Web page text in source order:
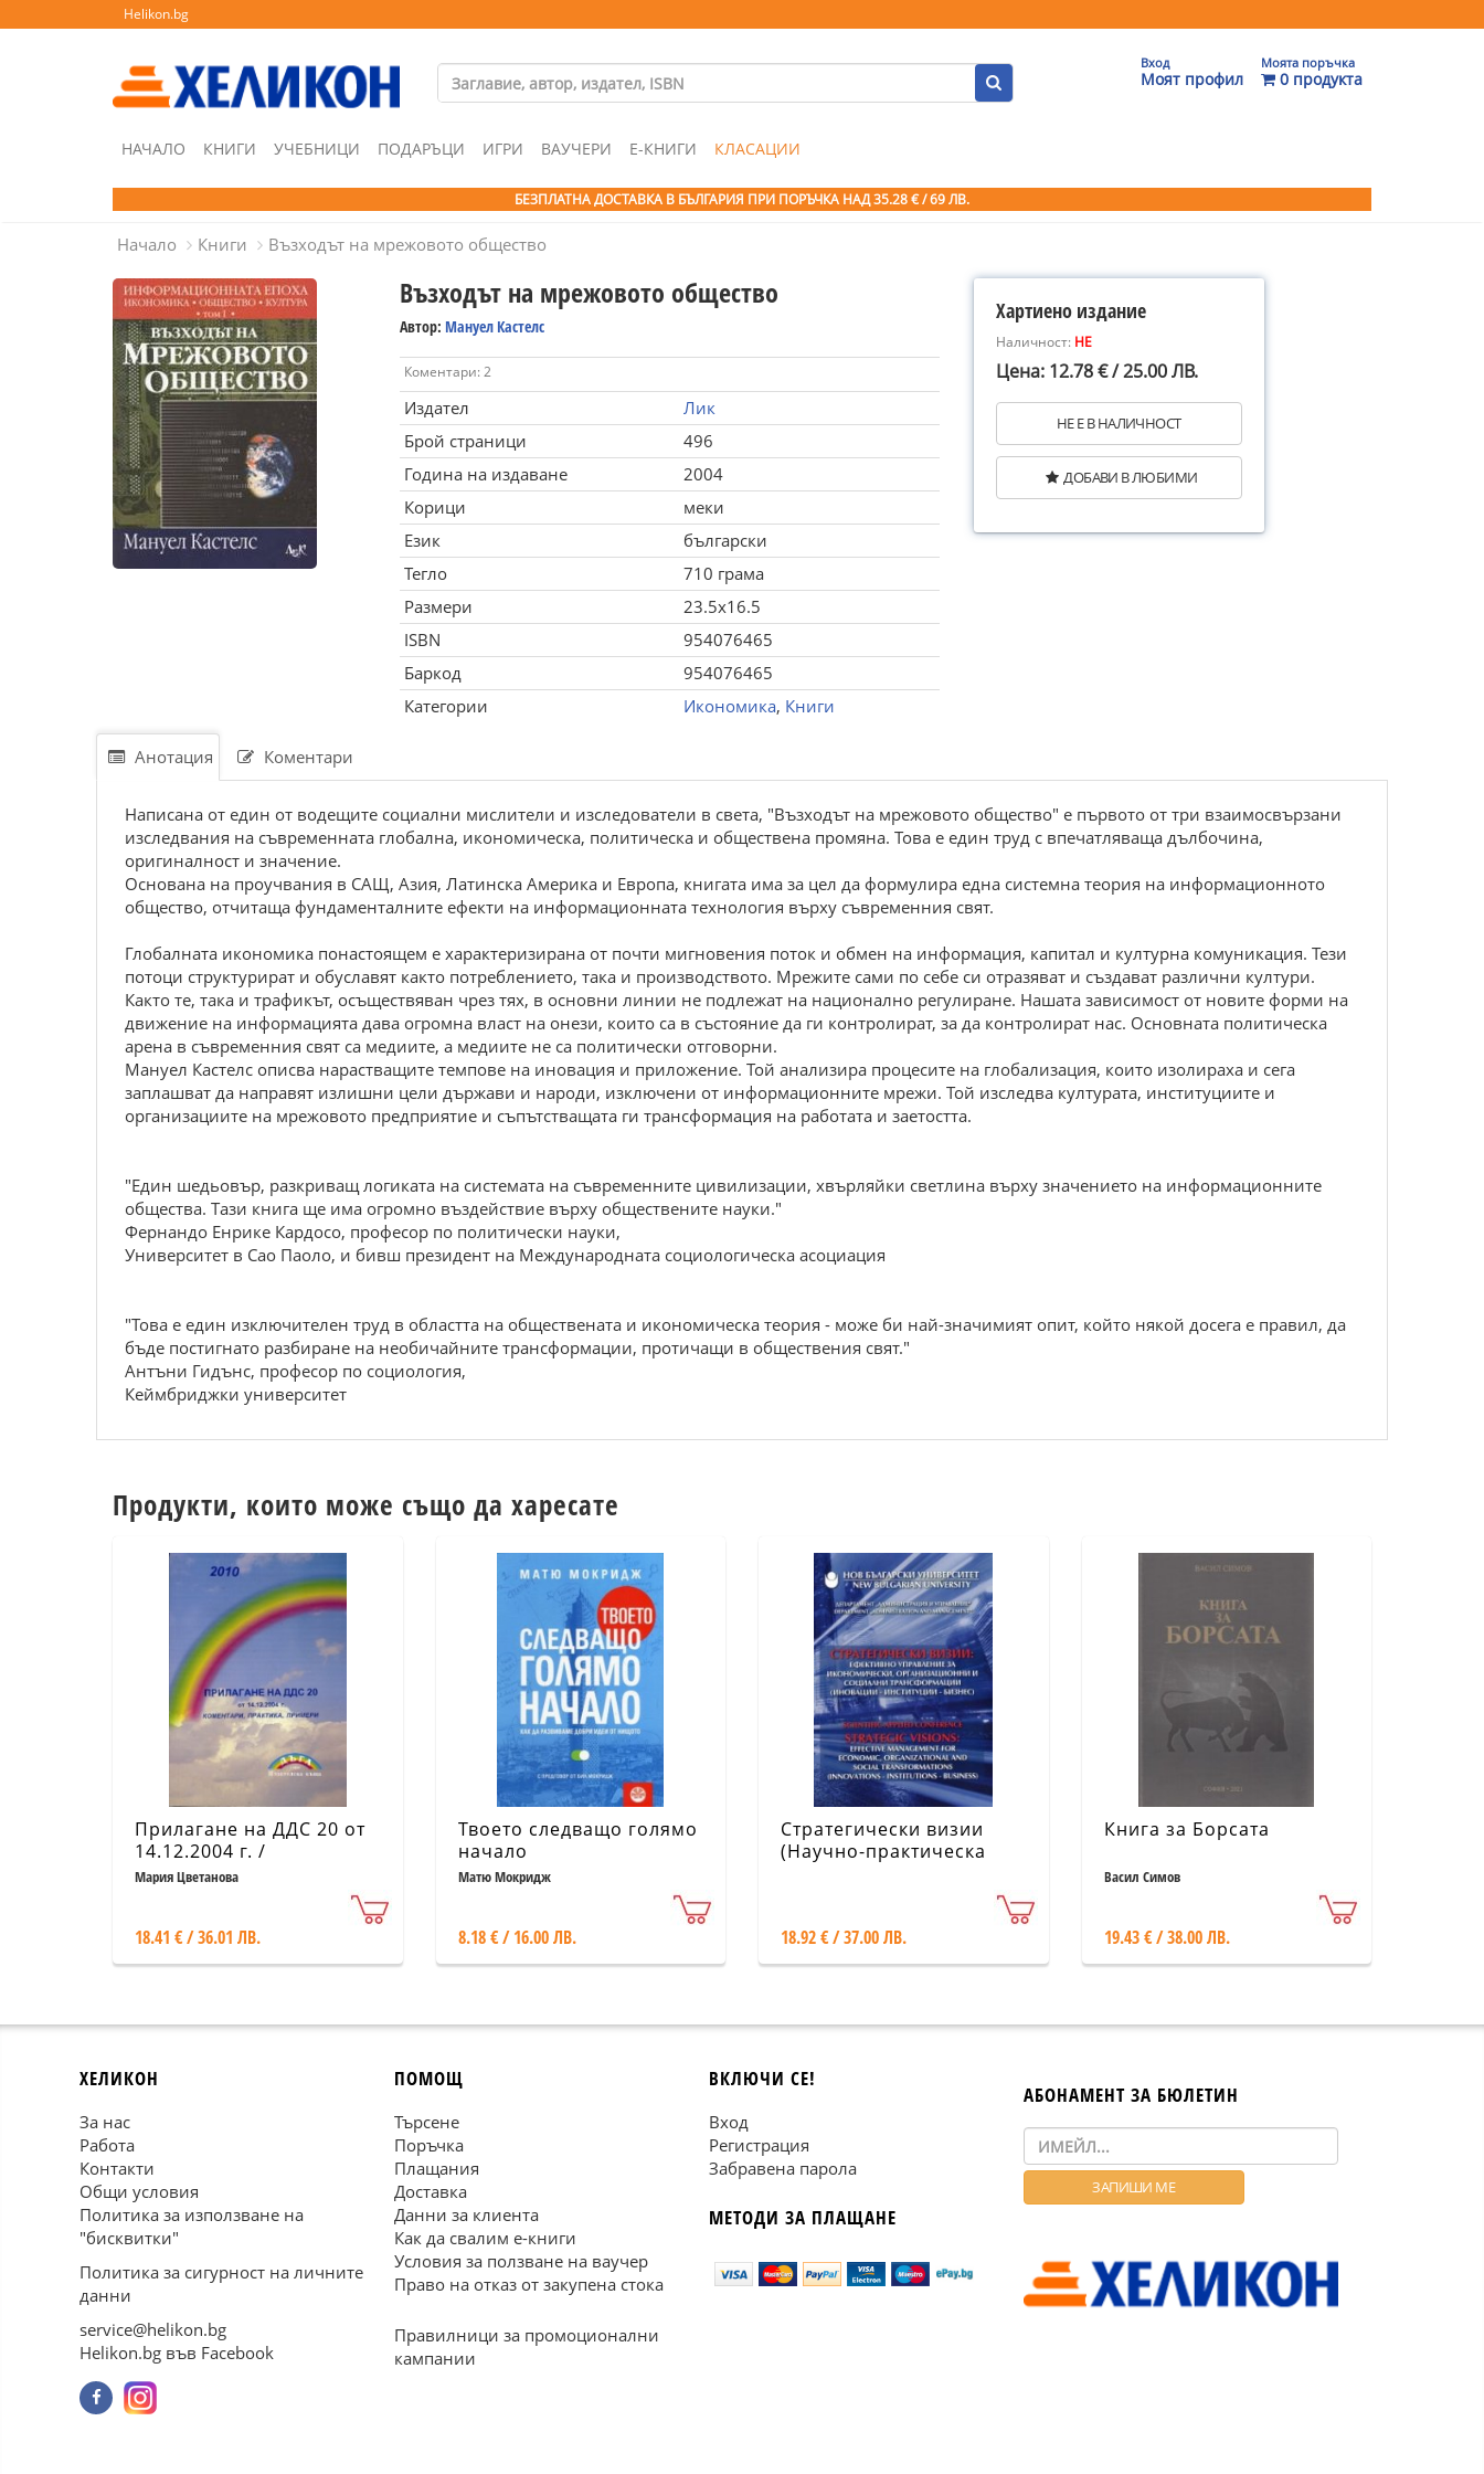
Helikon.bg
Вход
Моят профил
Моята поръчка
0 продукта
НАЧАЛО КНИГИ УЧЕБНИЦИ ПОДАРЪЦИ ИГРИ ВАУЧЕРИ Е-КНИГИ КЛАСАЦИИ
БЕЗПЛАТНА ДОСТАВКА В БЪЛГАРИЯ ПРИ ПОРЪЧКА НАД 35.28 € / 69 ЛВ.
Начало Книги Възходът на мрежовото общество
Възходът на мрежовото общество
Автор: Мануел Кастелс
Коментари: 2
Издател
Лик
Брой страници
496
Година на издаване
2004
Корици
меки
Език
български
Тегло
710 грама
Размери
23.5x16.5
ISBN
954076465
Баркод
954076465
Категории
Икономика, Книги
Хартиено издание
Наличност: НЕ
Цена: 12.78 € / 25.00 ЛВ.
НЕ Е В НАЛИЧНОСТ
ДОБАВИ В ЛЮБИМИ
Анотация Коментари
Написана от един от водещите социални мислители и изследователи в света, "Възходът на мрежовото общество" е първото от три взаимосвързани
изследвания на съвременната глобална, икономическа, политическа и обществена промяна. Това е един труд с впечатляваща дълбочина,
оригиналност и значение.
Основана на проучвания в САЩ, Азия, Латинска Америка и Европа, книгата има за цел да формулира една системна теория на информационното
общество, отчитаща фундаменталните ефекти на информационната технология върху съвременния свят.
Глобалната икономика понастоящем е характеризирана от почти мигновения поток и обмен на информация, капитал и културна комуникация. Тези
потоци структурират и обуславят както потреблението, така и производството. Мрежите сами по себе си отразяват и създават различни култури.
Както те, така и трафикът, осъществяван чрез тях, в основни линии не подлежат на национално регулиране. Нашата зависимост от новите форми на
движение на информацията дава огромна власт на онези, които са в състояние да ги контролират, за да контролират нас. Основната политическа
арена в съвременния свят са медиите, а медиите не са политически отговорни.
Мануел Кастелс описва нарастващите темпове на иновация и приложение. Той анализира процесите на глобализация, които изолираха и сега
заплашват да направят излишни цели държави и народи, изключени от информационните мрежи. Той изследва културата, институциите и
организациите на мрежовото предприятие и съпътстващата ги трансформация на работата и заетостта.
"Един шедьовър, разкриващ логиката на системата на съвременните цивилизации, хвърляйки светлина върху значението на информационните
общества. Тази книга ще има огромно въздействие върху обществените науки."
Фернандо Енрике Кардосо, професор по политически науки,
Университет в Сао Паоло, и бивш президент на Международната социологическа асоциация
"Това е един изключителен труд в областта на обществената и икономическа теория - може би най-значимият опит, който някой досега е правил, да
бъде постигнато разбиране на необичайните трансформации, протичащи в обществения свят."
Антъни Гидънс, професор по социология,
Кеймбриджки университет
Продукти, които може също да харесате
Прилагане на ДДС 20 от
14.12.2004 г. /
Коментари, практика,
Мария Цветанова
18.41 € / 36.01 ЛВ.
Твоето следващо голямо
начало
Матю Мокридж
8.18 € / 16.00 ЛВ.
Стратегически визии
(Научно-практическа
18.92 € / 37.00 ЛВ.
Книга за Борсата
Васил Симов
19.43 € / 38.00 ЛВ.
ХЕЛИКОН
За нас
Работа
Контакти
Общи условия
Политика за използване на
"бисквитки"
Политика за сигурност на личните
данни
service@helikon.bg
Helikon.bg във Facebook
ПОМОЩ
Търсене
Поръчка
Плащания
Доставка
Данни за клиента
Как да свалим е-книги
Условия за ползване на ваучер
Право на отказ от закупена стока
Правилници за промоционални
кампании
ВКЛЮЧИ СЕ!
Вход
Регистрация
Забравена парола
МЕТОДИ ЗА ПЛАЩАНЕ
АБОНАМЕНТ ЗА БЮЛЕТИН